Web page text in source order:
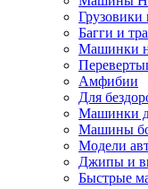
Грузовики
Багги и
Машинки
Амфибии
Для
Машинки
Машины
Модели
Джипы и
Быстрые